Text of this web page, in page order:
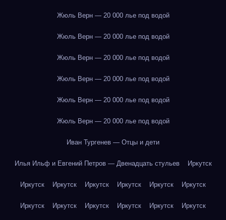
Жюль Верн — 20 000 лье под водой
Жюль Верн — 20 000 лье под водой
Жюль Верн — 20 000 лье под водой
Жюль Верн — 20 000 лье под водой
Жюль Верн — 20 000 лье под водой
Жюль Верн — 20 000 лье под водой
Иван Тургенев — Отцы и дети
Илья Ильф и Евгений Петров — Двенадцать стульев Иркутск
Иркутск Иркутск Иркутск Иркутск Иркутск Иркутск
Иркутск Иркутск Иркутск Иркутск Иркутск Иркутск